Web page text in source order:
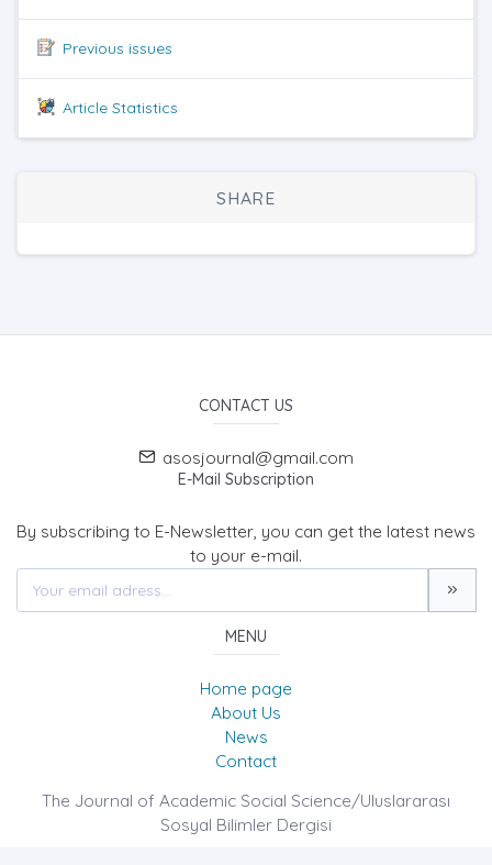
Previous issues
Article Statistics
SHARE
CONTACT US
asosjournal@gmail.com
E-Mail Subscription
By subscribing to E-Newsletter, you can get the latest news
to your e-mail.
MENU
Home page
About Us
News
Contact
The Journal of Academic Social Science/Uluslararası
Sosyal Bilimler Dergisi